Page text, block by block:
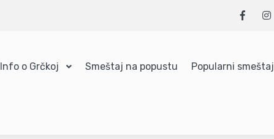
Info o Grčkoj Smeštaj na popustu Popularni smeštaj